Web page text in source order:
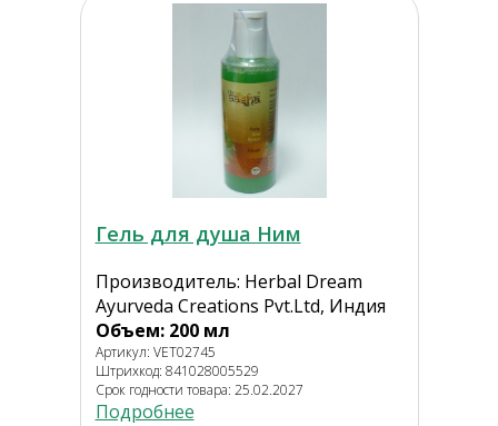
Гель для душа Ним
Производитель: Herbal Dream
Ayurveda Creations Pvt.Ltd, Индия
Объем: 200 мл
Артикул: VET02745
Штрихкод: 841028005529
Срок годности товара: 25.02.2027
Подробнее